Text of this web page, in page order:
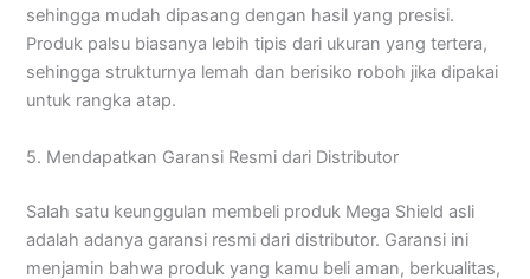
sehingga mudah dipasang dengan hasil yang presisi.
Produk palsu biasanya lebih tipis dari ukuran yang tertera,
sehingga strukturnya lemah dan berisiko roboh jika dipakai
untuk rangka atap.
5. Mendapatkan Garansi Resmi dari Distributor
Salah satu keunggulan membeli produk Mega Shield asli
adalah adanya garansi resmi dari distributor. Garansi ini
menjamin bahwa produk yang kamu beli aman, berkualitas,